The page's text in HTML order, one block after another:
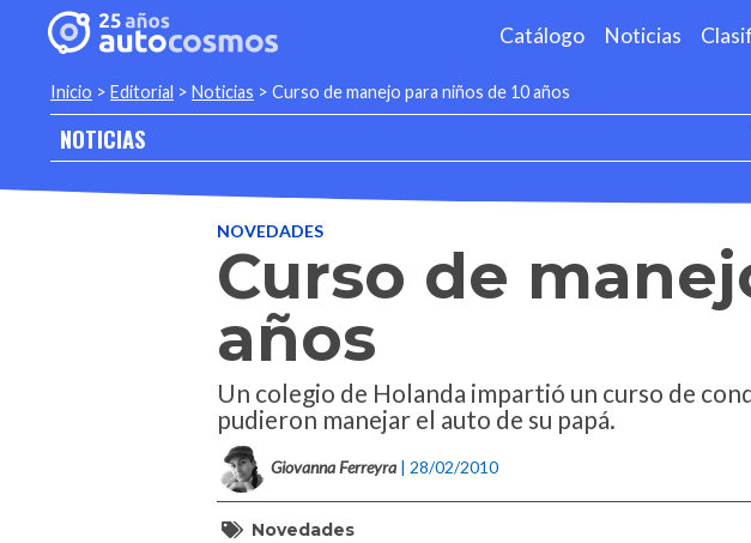
Catálogo Noticias
Inicio > Editorial > Noticias > Curso de manejo para niños de 10 años
NOTICIAS
NOVEDADES
Curso de
años
Un colegio de Holanda impartió un curso de
pudieron manejar el auto de su papá.
Giovanna Ferreyra | 28/02/2010
Novedades